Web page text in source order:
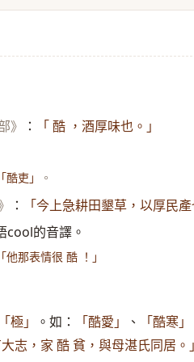
》 ： 「 酷 ，酒厚味也。」
「酷吏」 。
： 「今上急耕田墾草，以厚民
cool的音譯。
「他那表情很 酷 ！」
「極」 。如： 「酷愛」 、 「酷寒」
大志，家 酷 貧，與母湛氏同居。